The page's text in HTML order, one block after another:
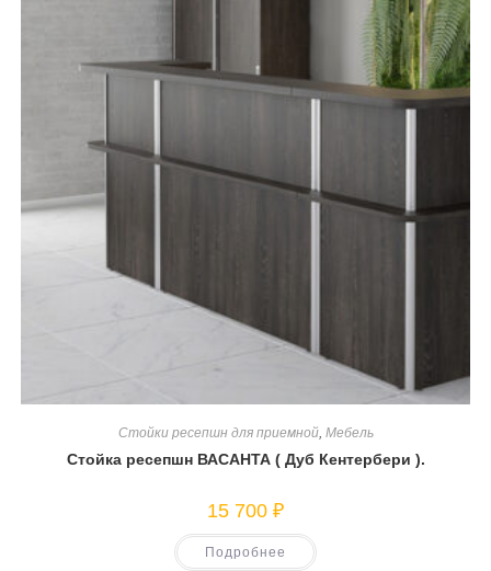
Стойки ресепшн для приемной, Мебель
Стойка ресепшн ВАСАНТА ( Дуб Кентербери ).
15 700 ₽
Подробнее